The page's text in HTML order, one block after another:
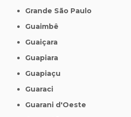
Grande São Paulo
Guaimbê
Guaiçara
Guapiara
Guapiaçu
Guaraci
Guarani d'Oeste